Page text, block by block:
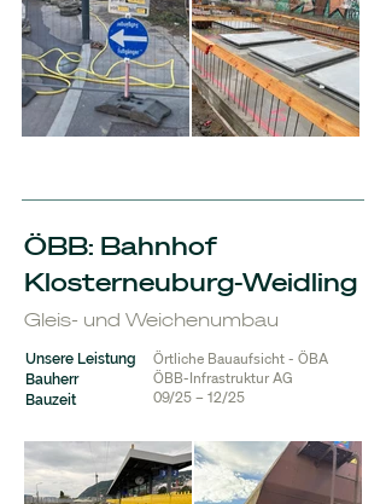
ÖBB: Bahnhof
Klosterneuburg-Weidling
Gleis- und Weichenumbau
Unsere Leistung
Bauherr
Bauzeit
Örtliche Bauaufsicht - ÖBA
ÖBB-Infrastruktur AG
09/25 – 12/25